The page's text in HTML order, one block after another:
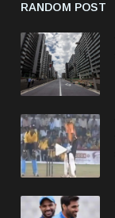
RANDOM POST